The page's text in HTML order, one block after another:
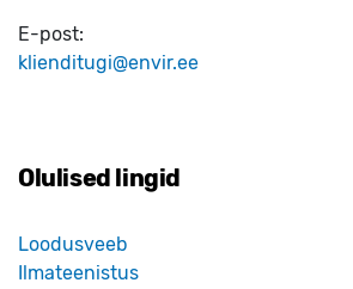
E-post:
klienditugi@envir.ee
Olulised lingid
Loodusveeb
Ilmateenistus